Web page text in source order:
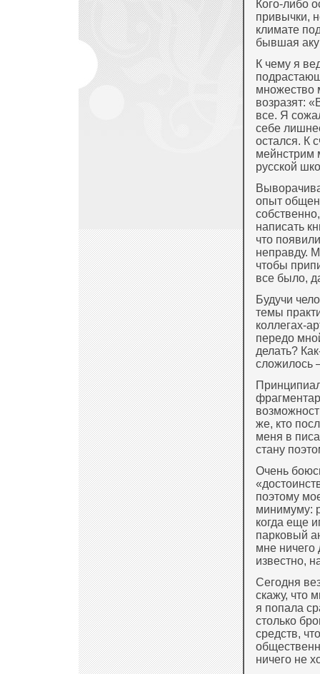
Кого-либо
привычки,
климате
бывшая
К чему я
множество
возразят:
все. Я
себе
остался. К
мейнстрим
русской
опыт
написать
что
неправду.
чтобы
все было,
Будучи
темы
коллегах-
передо
делать?
сложилось
же, кто
меня в
стану
Очень
поэтому
минимуму:
когда еще
парковый
мне ничего
известно,
Сегодня
скажу, что
я попала
столько
средств,
ничего не